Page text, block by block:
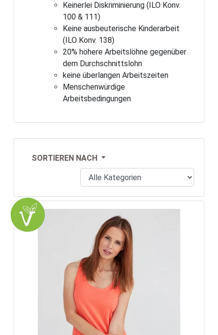
Keinerlei Diskriminierung (ILO Konv.
100 & 111)
Keine ausbeuterische Kinderarbeit
(ILO Konv. 138)
20% höhere Arbeitslöhne gegenüber
dem Durchschnittslohn
keine überlangen Arbeitszeiten
Menschenwürdige
Arbeitsbedingungen
SORTIEREN NACH